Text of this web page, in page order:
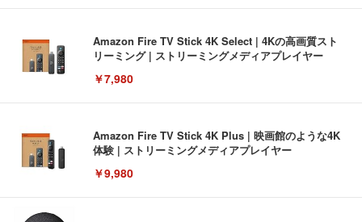
Amazon Fire TV Stick 4K Select | 4Kの高画質スト
リーミング | ストリーミングメディアプレイヤー
￥7,980
Amazon Fire TV Stick 4K Plus | 映画館のような4K
体験 | ストリーミングメディアプレイヤー
￥9,980